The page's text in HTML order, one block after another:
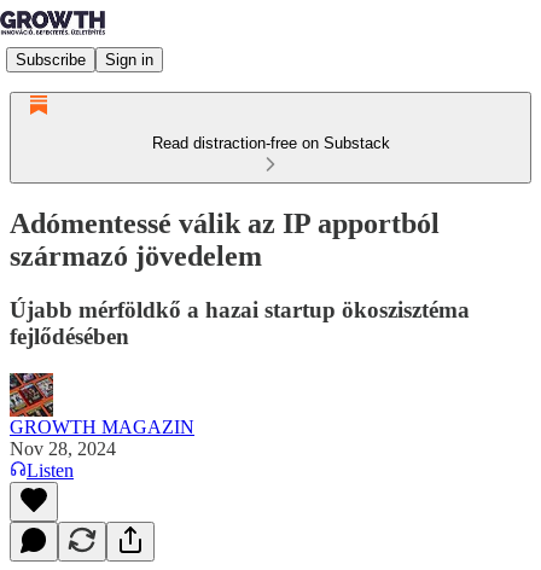
Subscribe Sign in
Read distraction-free on Substack
Adómentessé válik az IP apportból
származó jövedelem
Újabb mérföldkő a hazai startup ökoszisztéma
fejlődésében
GROWTH MAGAZIN
Nov 28, 2024
Listen